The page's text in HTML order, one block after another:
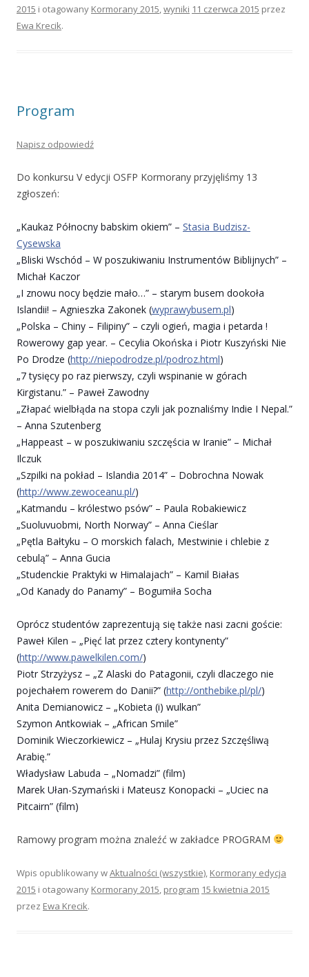
2015 i otagowany Kormorany 2015,wyniki 11 czerwca 2015 przez
Ewa Krecik.
Program
Napisz odpowiedź
Do konkursu V edycji OSFP Kormorany przyjęliśmy 13
zgłoszeń:
„Kaukaz Północny babskim okiem” – Stasia Budzisz-
Cysewska
„Bliski Wschód – W poszukiwaniu Instrumentów Biblijnych” –
Michał Kaczor
„I znowu nocy będzie mało…” – starym busem dookoła
Islandii! – Agnieszka Zakonek (wyprawybusem.pl)
„Polska – Chiny – Filipiny” – czyli ogień, magia i petarda !
Rowerowy gap year. – Cecylia Okońska i Piotr Kuszyński Nie
Po Drodze (http://niepodrodze.pl/podroz.html)
„7 tysięcy po raz pierwszy, czyli wspinanie w górach
Kirgistanu.” – Paweł Zawodny
„Złapać wielbłąda na stopa czyli jak poznaliśmy Indie I Nepal.”
– Anna Szutenberg
„Happeast – w poszukiwaniu szczęścia w Iranie” – Michał
Ilczuk
„Szpilki na pokład – Islandia 2014” – Dobrochna Nowak
(http://www.zewoceanu.pl/)
„Katmandu – królestwo psów” – Paula Robakiewicz
„Suoluvuobmi, North Norway” – Anna Cieślar
„Pętla Bałtyku – O morskich falach, Mestwinie i chlebie z
cebulą” – Anna Gucia
„Studenckie Praktyki w Himalajach” – Kamil Białas
„Od Kanady do Panamy” – Bogumiła Socha
Oprócz studentów zaprezentują się także nasi zacni goście:
Paweł Kilen – „Pięć lat przez cztery kontynenty”
(http://www.pawelkilen.com/)
Piotr Strzyżysz – „Z Alaski do Patagonii, czyli dlaczego nie
pojechałem rowerem do Danii?” (http://onthebike.pl/pl/)
Anita Demianowicz – „Kobieta (i) wulkan”
Szymon Antkowiak – „African Smile”
Dominik Wieczorkiewicz – „Hulaj Krysiu przez Szczęśliwą
Arabię.”
Władysław Labuda – „Nomadzi” (film)
Marek Ułan-Szymański i Mateusz Konopacki – „Uciec na
Pitcairn” (film)
Ramowy program można znaleźć w zakładce PROGRAM
Wpis opublikowany wAktualności (wszystkie), Kormorany edycja
2015 i otagowany Kormorany 2015, program 15 kwietnia 2015
przez Ewa Krecik.